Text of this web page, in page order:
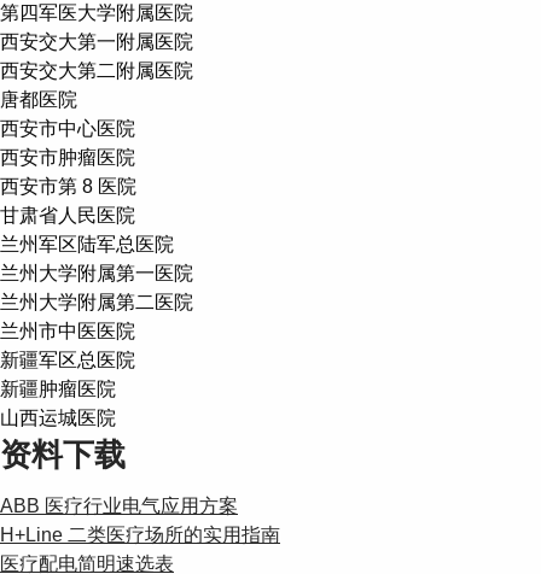
第四军医大学附属医院
西安交大第一附属医院
西安交大第二附属医院
唐都医院
西安市中心医院
西安市肿瘤医院
西安市第 8 医院
甘肃省人民医院
兰州军区陆军总医院
兰州大学附属第一医院
兰州大学附属第二医院
兰州市中医医院
新疆军区总医院
新疆肿瘤医院
山西运城医院
资料下载
ABB 医疗行业电气应用方案
H+Line 二类医疗场所的实用指南
医疗配电简明速选表